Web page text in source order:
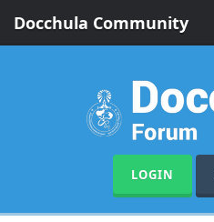
Docchula Community
LOGIN